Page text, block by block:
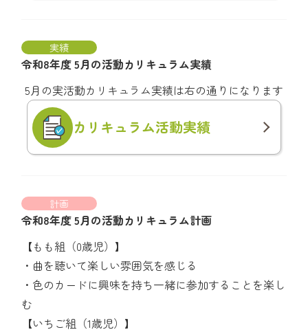
実績
令和8年度 5月の活動カリキュラム実績
5月の実活動カリキュラム実績は右の通りになります
カリキュラム活動実績
計画
令和8年度 5月の活動カリキュラム計画
【もも組（0歳児）】
・曲を聴いて楽しい雰囲気を感じる
・色のカードに興味を持ち一緒に参加することを楽し
む
【いちご組（1歳児）】